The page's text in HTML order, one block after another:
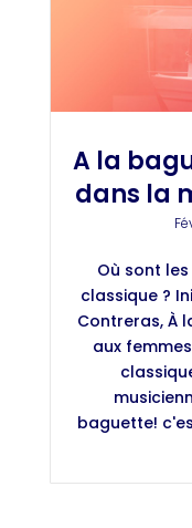
A la
dans la
Où sont
classique ?
Contreras, À
aux
baguette!